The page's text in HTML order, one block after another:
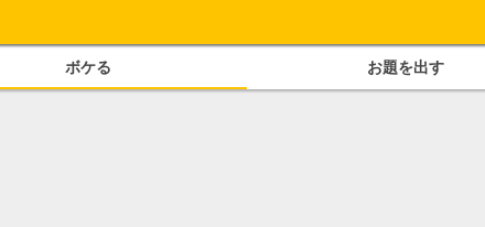
ボケる お題を出す